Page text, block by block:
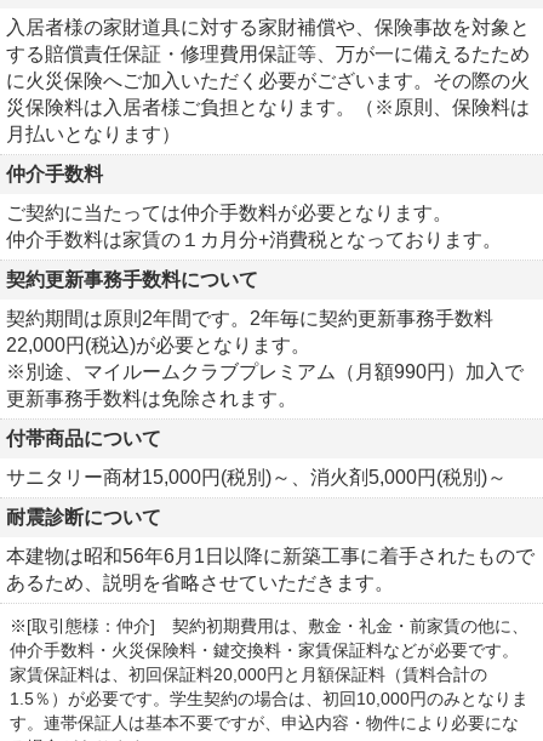
入居者様の家財道具に対する家財補償や、保険事故を対象と
する賠償責任保証・修理費用保証等、万が一に備えるたため
に火災保険へご加入いただく必要がございます。その際の火
災保険料は入居者様ご負担となります。（※原則、保険料は
月払いとなります）
仲介手数料
ご契約に当たっては仲介手数料が必要となります。
仲介手数料は家賃の１カ月分+消費税となっております。
契約更新事務手数料について
契約期間は原則2年間です。2年毎に契約更新事務手数料
22,000円(税込)が必要となります。
※別途、マイルームクラブプレミアム（月額990円）加入で
更新事務手数料は免除されます。
付帯商品について
サニタリー商材15,000円(税別)～、消火剤5,000円(税別)～
耐震診断について
本建物は昭和56年6月1日以降に新築工事に着手されたもので
あるため、説明を省略させていただきます。
※[取引態様：仲介] 契約初期費用は、敷金・礼金・前家賃の他に、
仲介手数料・火災保険料・鍵交換料・家賃保証料などが必要です。
家賃保証料は、初回保証料20,000円と月額保証料（賃料合計の
1.5％）が必要です。学生契約の場合は、初回10,000円のみとなりま
す。連帯保証人は基本不要ですが、申込内容・物件により必要にな